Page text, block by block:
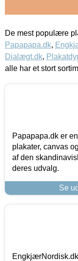
De mest populære
Papapapa.dk,
Dialægt.dk,
alle har et stort
Papapapa.dk er
plakater, canvas
af den
deres udvalg.
Se